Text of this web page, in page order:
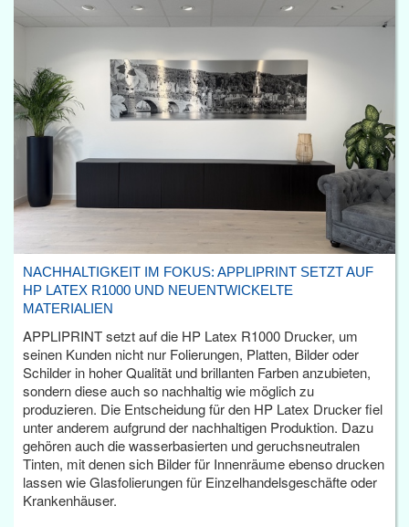
NACHHALTIGKEIT IM FOKUS: APPLIPRINT SETZT AUF
HP LATEX R1000 UND NEUENTWICKELTE
MATERIALIEN
APPLIPRINT setzt auf die HP Latex R1000 Drucker, um
seinen Kunden nicht nur Folierungen, Platten, Bilder oder
Schilder in hoher Qualität und brillanten Farben anzubieten,
sondern diese auch so nachhaltig wie möglich zu
produzieren. Die Entscheidung für den HP Latex Drucker fiel
unter anderem aufgrund der nachhaltigen Produktion. Dazu
gehören auch die wasserbasierten und geruchsneutralen
Tinten, mit denen sich Bilder für Innenräume ebenso drucken
lassen wie Glasfolierungen für Einzelhandelsgeschäfte oder
Krankenhäuser.